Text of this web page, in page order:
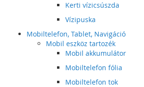
Kerti vízicsúszda
Vízipuska
Mobiltelefon, Tablet, Navigáció
Mobil eszköz tartozék
Mobil akkumulátor
Mobiltelefon fólia
Mobiltelefon tok